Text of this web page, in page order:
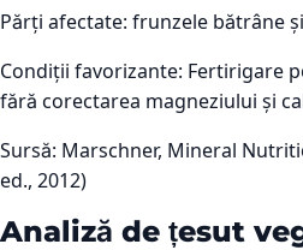
Părți afectate: frunzele bătrâne
Condiții favorizante: Fertirigare
fără corectarea magneziului și
Sursă: Marschner, Mineral
ed., 2012)
Analiză de țesut